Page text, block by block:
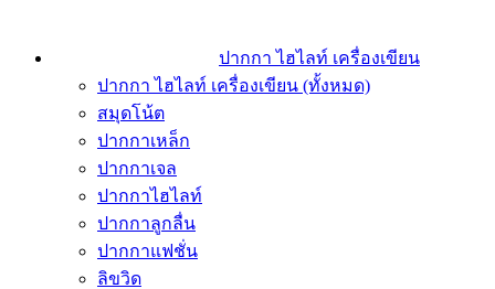
ปากกา ไฮไลท์ เครื่องเขียน
ปากกา ไฮไลท์ เครื่องเขียน (ทั้งหมด)
สมุดโน้ต
ปากกาเหล็ก
ปากกาเจล
ปากกาไฮไลท์
ปากกาลูกลื่น
ปากกาแฟชั่น
ลิขวิด